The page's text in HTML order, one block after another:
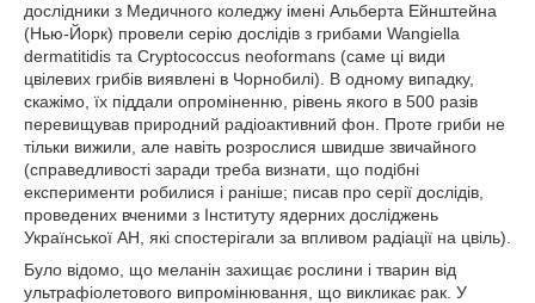
дослідники з Медичного коледжу імені Альберта Ейнштейна
(Нью-Йорк) провели серію дослідів з грибами Wangiella
dermatitidis та Cryptococcus neoformans (саме ці види
цвілевих грибів виявлені в Чорнобилі). В одному випадку,
скажімо, їх піддали опроміненню, рівень якого в 500 разів
перевищував природний радіоактивний фон. Проте гриби не
тільки вижили, але навіть розрослися швидше звичайного
(справедливості заради треба визнати, що подібні
експерименти робилися і раніше; писав про серії дослідів,
проведених вченими з Інституту ядерних досліджень
Української АН, які спостерігали за впливом радіації на цвіль).
Було відомо, що меланін захищає рослини і тварин від
ультрафіолетового випромінювання, що викликає рак. У